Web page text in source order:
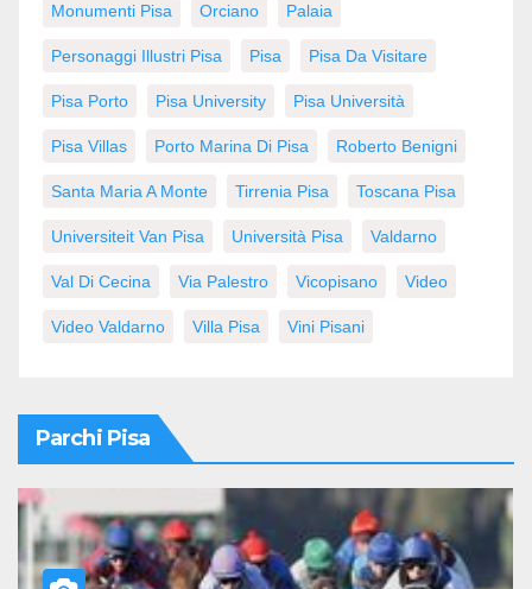
Monumenti Pisa Orciano Palaia
Personaggi Illustri Pisa Pisa Pisa Da Visitare
Pisa Porto Pisa University Pisa Università
Pisa Villas Porto Marina Di Pisa Roberto Benigni
Santa Maria A Monte Tirrenia Pisa Toscana Pisa
Universiteit Van Pisa Università Pisa Valdarno
Val Di Cecina Via Palestro Vicopisano Video
Video Valdarno Villa Pisa Vini Pisani
Parchi Pisa